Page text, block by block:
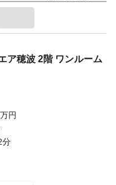
ア穂波 2階 ワンルーム
円
分